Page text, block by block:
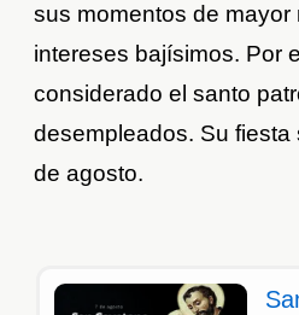
sus momentos de mayor
intereses bajísimos. Por
considerado el santo
desempleados. Su fiesta
de agosto.